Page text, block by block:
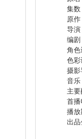
集数
导演
编剧
角色
色彩
摄影
音乐
主
播放
出品